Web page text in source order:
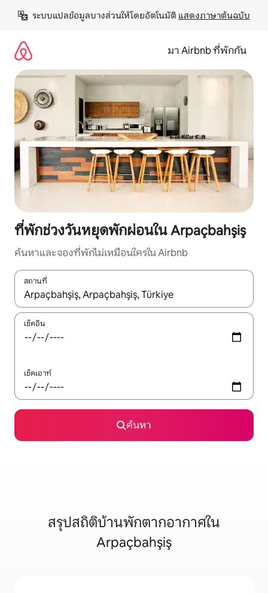
เนื้อหา
ระบบแปลข้อมูลบางส่วนให้โดยอัตโนมัติ แสดงภาษาต้นฉบับ
มา Airbnb ที่พักกัน
ที่พักช่วงวันหยุดพักผ่อนใน Arpaçbahşiş
ค้นหาและจองที่พักไม่เหมือนใครใน Airbnb
สถานที่
ใช้ลูกศรขึ้นลง หรือใช้การสัมผัสหรือปัด เพื่อสำรวจผลการค้นหา
เช็คอิน
เช็คเอาท์
ค้นหา
สรุปสถิติบ้านพักตากอากาศใน
Arpaçbahşiş